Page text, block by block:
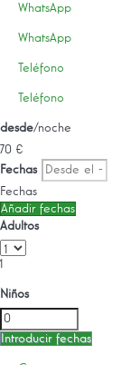
WhatsApp
WhatsApp
Teléfono
Teléfono
desde/noche
70 €
Fechas
Fechas
Añadir fechas
Adultos
1
Niños
Introducir fechas